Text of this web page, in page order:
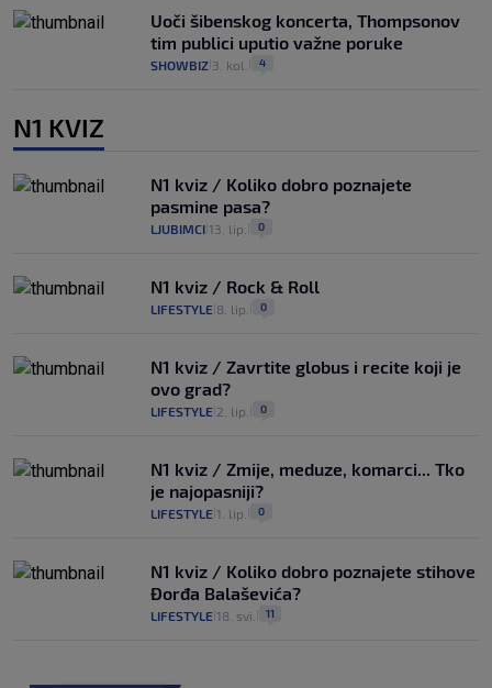
Uoči šibenskog koncerta, Thompsonov
tim publici uputio važne poruke
SHOWBIZ 3. kol. 4
N1 KVIZ
N1 kviz / Koliko dobro poznajete
pasmine pasa?
LJUBIMCI 13. lip. 0
N1 kviz / Rock & Roll
LIFESTYLE 8. lip. 0
N1 kviz / Zavrtite globus i recite koji je
ovo grad?
LIFESTYLE 2. lip. 0
N1 kviz / Zmije, meduze, komarci... Tko
je najopasniji?
LIFESTYLE 1. lip. 0
N1 kviz / Koliko dobro poznajete stihove
Đorđa Balaševića?
LIFESTYLE 18. svi. 11